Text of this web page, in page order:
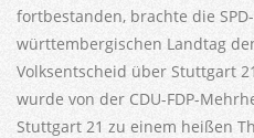
fortbestanden, brachte die
württembergischen Landtag
Volksentscheid über Stuttgart
wurde von der CDU-FDP-
Stuttgart 21 zu einem heißen